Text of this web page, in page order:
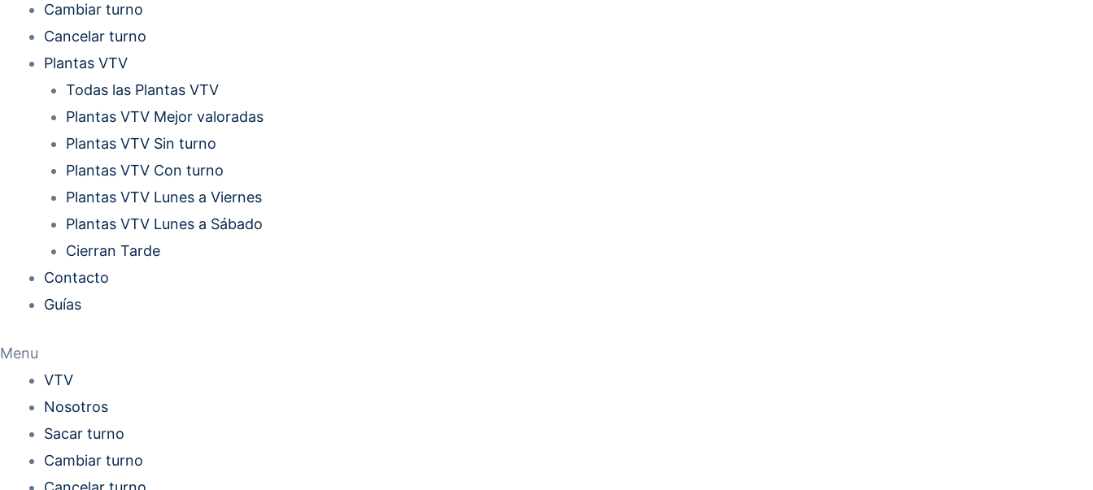
Cambiar turno
Cancelar turno
Plantas VTV
Todas las Plantas VTV
Plantas VTV Mejor valoradas
Plantas VTV Sin turno
Plantas VTV Con turno
Plantas VTV Lunes a Viernes
Plantas VTV Lunes a Sábado
Cierran Tarde
Contacto
Guías
Menu
VTV
Nosotros
Sacar turno
Cambiar turno